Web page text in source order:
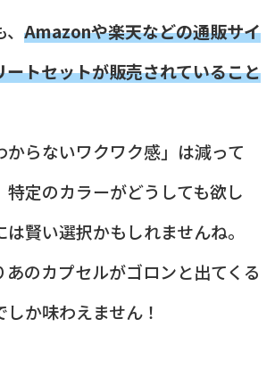
Amazonや楽天などの通販サイ
ートセットが販売されていること
からないワクワク感」は減って
特定のカラーがどうしても欲し
賢い選択かもしれませんね。
あのカプセルがゴロンと出てくる
か味わえません！